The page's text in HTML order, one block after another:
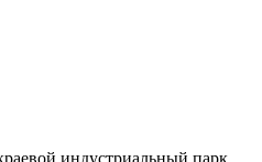
индустриальный парк